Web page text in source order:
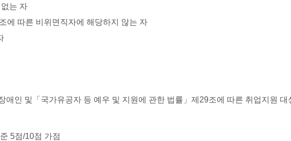
는 자
에 따른 비위면직자에 해당하지 않는 자
애인 및「국가유공자 등 예우 및 지원에 관한 법률」제29조에 따른 취업지원 대
5점/10점 가점